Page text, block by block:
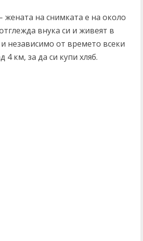
жената на снимката е на около
внука си и живеят в
независимо от времето всеки
4 км, за да си купи хляб.